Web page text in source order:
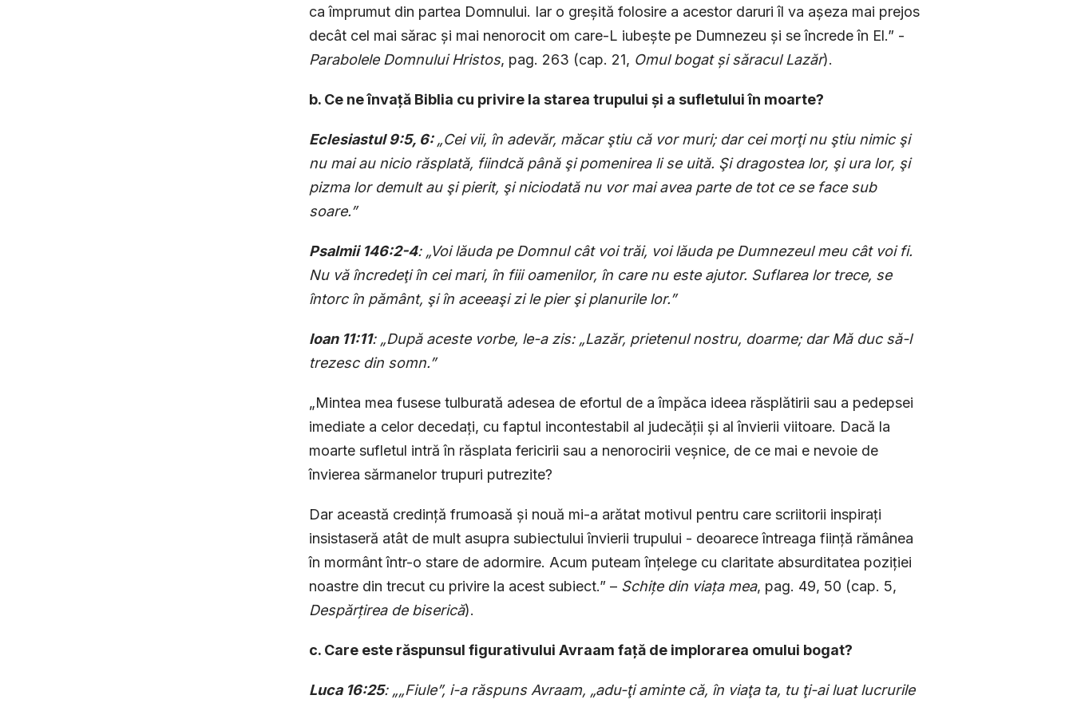
ca îm­prumut din partea Domnului. Iar o greșită folosire a acestor daruri îl va așeza mai prejos
decât cel mai sărac și mai nenorocit om care-L iubește pe Dumnezeu și se încrede în El.” -
Parabolele Domnului Hristos, pag. 263 (cap. 21, Omul bogat și săracul Lazăr).
b. Ce ne învață Biblia cu privire la starea trupului și a sufletului în moarte?
Eclesiastul 9:5, 6: „Cei vii, în adevăr, măcar ştiu că vor muri; dar cei morţi nu ştiu nimic şi
nu mai au nicio răsplată, fiindcă până şi pomenirea li se uită. Şi dragostea lor, şi ura lor, şi
pizma lor demult au şi pierit, şi niciodată nu vor mai avea parte de tot ce se face sub
soare.”
Psalmii 146:2-4: „Voi lăuda pe Domnul cât voi trăi, voi lăuda pe Dumnezeul meu cât voi fi.
Nu vă încredeţi în cei mari, în fiii oamenilor, în care nu este ajutor. Suflarea lor trece, se
întorc în pământ, şi în aceeaşi zi le pier şi planu­rile lor.”
Ioan 11:11: „După aceste vorbe, le-a zis: „Lazăr, prietenul nostru, doarme; dar Mă duc să-l
trezesc din somn.”
„Mintea mea fusese tulburată adesea de efortul de a împăca ideea răsplăti­rii sau a pedepsei
imediate a celor decedați, cu faptul incontestabil al judecății și al învierii viitoare. Dacă la
moarte sufletul intră în răsplata fericirii sau a nenorocirii veșnice, de ce mai e nevoie de
învierea sărmanelor trupuri putre­zite?
Dar această credință frumoasă și nouă mi-a arătat motivul pentru care scriitorii inspirați
insistaseră atât de mult asupra subiectului învierii trupului - deoarece în­treaga ființă rămânea
în mormânt într-o stare de adormire. Acum puteam înțelege cu claritate absurditatea poziției
noastre din trecut cu privire la acest subiect.” – Schițe din viața mea, pag. 49, 50 (cap. 5,
Despărțirea de biserică).
c. Care este răspunsul figurativului Avraam față de implorarea omului bogat?
Luca 16:25: „„Fiule”, i-a răspuns Avraam, „adu-ţi aminte că, în viaţa ta, tu ţi-ai luat lucrurile